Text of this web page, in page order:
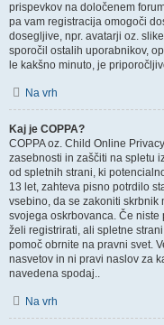
prispevkov na določenem
pa vam registracija omogoči
dosegljive, npr. avatarji oz.
sporočil ostalih uporabnikov,
le kakšno minuto, je
Na vrh
Kaj je COPPA?
COPPA oz. Child Online
zasebnosti in zaščiti na spletu
od spletnih strani, ki
13 let, zahteva pisno potrdilo
vsebino, da se zakoniti
svojega oskrbovanca. Če niste
želi registrirati, ali spletne
pomoč obrnite na pravni svet.
nasvetov in ni pravi naslov za
navedena spodaj..
Na vrh